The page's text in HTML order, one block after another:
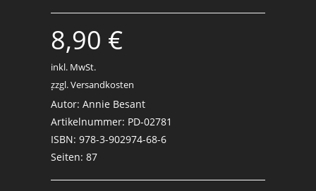
8,90 €
inkl. MwSt.
zzgl. Versandkosten
.
Autor: Annie Besant
Artikelnummer: PD-02781
ISBN: 978-3-902974-68-6
Seiten: 87